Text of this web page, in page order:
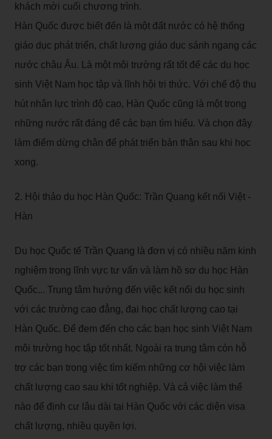
khách mời cuối chương trình.
Hàn Quốc được biết đến là một đất nước có hệ thống
giáo dục phát triển, chất lượng giáo dục sánh ngang các
nước châu Âu. Là một môi trường rất tốt để các du học
sinh Việt Nam học tập và lĩnh hội tri thức. Với chế độ thu
hút nhân lực trình độ cao, Hàn Quốc cũng là một trong
những nước rất đáng để các bạn tìm hiểu. Và chọn đây
làm điểm dừng chân để phát triển bản thân sau khi học
xong.
2. Hội thảo du học Hàn Quốc: Trần Quang kết nối Việt -
Hàn
Du học Quốc tế Trần Quang là đơn vị có nhiều năm kinh
nghiệm trong lĩnh vực tư vấn và làm hồ sơ du học Hàn
Quốc... Trung tâm hướng đến việc kết nối du học sinh
với các trường cao đẳng, đại học chất lượng cao tại
Hàn Quốc. Để đem đến cho các bạn học sinh Việt Nam
môi trường học tập tốt nhất. Ngoài ra trung tâm còn hỗ
trợ các bạn trong việc tìm kiếm những cơ hội việc làm
chất lượng cao sau khi tốt nghiệp. Và cả việc làm thế
nào để định cư lâu dài tại Hàn Quốc với các diện visa
chất lượng, nhiều quyền lợi.